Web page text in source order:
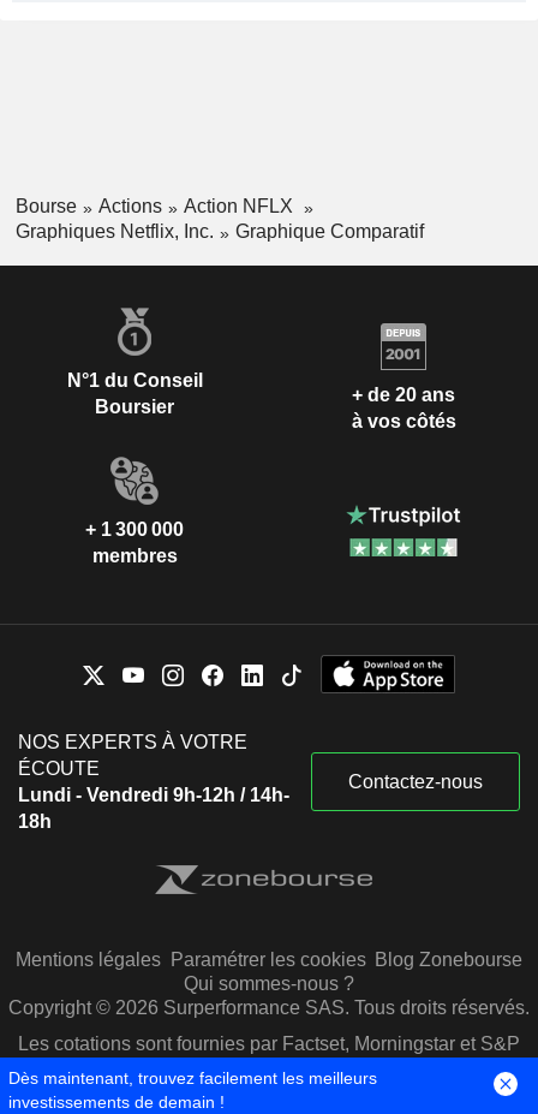
Bourse Actions
Action NFLX
Graphiques Netflix, Inc.
Graphique Comparatif
N°1 du Conseil
Boursier
+ de 20 ans
à vos côtés
+ 1 300 000
membres
NOS EXPERTS À VOTRE
ÉCOUTE
Lundi - Vendredi 9h-12h / 14h-
18h
Contactez-nous
Mentions légales Paramétrer les cookies Blog Zonebourse
Qui sommes-nous ?
Copyright © 2026 Surperformance SAS. Tous droits réservés.
Les cotations sont fournies par Factset, Morningstar et S&P
Capital IQ
Dès maintenant, trouvez facilement les meilleurs
investissements de demain !